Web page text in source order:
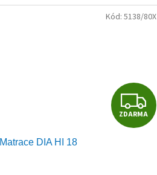
Z
D
ZDARMA
Matrace DIA HI 18
Kód: 5138/80X